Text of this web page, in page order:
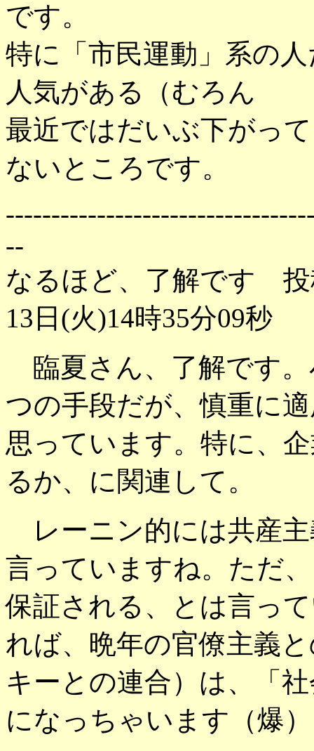
です。
特に「市民運動」系の
人気がある（むろん
最近ではだいぶ下がっ
ないところです。
--
なるほど、了解です
13日(火)14時35分09秒
臨夏さん、了解です。
つの手段だが、慎重に
思っています。特に、
るか、に関連して。
レーニン的には共産
言っていますね。ただ
保証される、とは言っ
れば、晩年の官僚主義
キーとの連合）は、「
になっちゃいます（爆